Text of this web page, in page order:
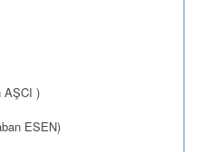
AŞCI )
ESEN)